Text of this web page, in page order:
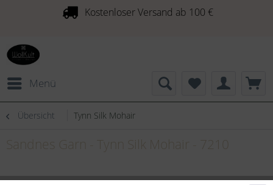
Kostenloser Versand ab 100 €
Menü
Übersicht Tynn Silk Mohair